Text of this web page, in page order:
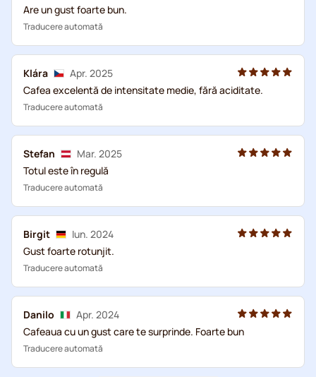
Are un gust foarte bun.
Traducere automată
Klára
Apr. 2025
Cafea excelentă de intensitate medie, fără aciditate.
Traducere automată
Stefan
Mar. 2025
Totul este în regulă
Traducere automată
Birgit
Iun. 2024
Gust foarte rotunjit.
Traducere automată
Danilo
Apr. 2024
Cafeaua cu un gust care te surprinde. Foarte bun
Traducere automată